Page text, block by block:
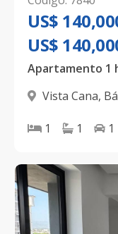
US$
US$
Apartamento 1
Vista Cana,
1 1 1